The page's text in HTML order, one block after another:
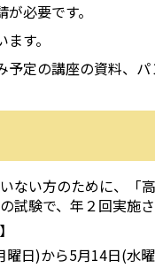
必要です。
す。
予定の講座の資料、
ない方のために、「
験で、年２回実施さ
)から5月14日(水曜